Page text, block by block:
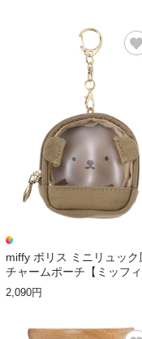
miffy ボリス ミニリュック
チャームポーチ【ミッフィ
ー】
2,090円